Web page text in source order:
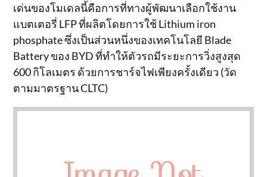
เด่นของโมเดลนี้คือการที่ทางผู้พัฒนาเลือกใช้งาน
แบตเตอรี่ LFP ที่ผลิตโดยการใช้ Lithium iron
phosphate ซึ่งเป็นส่วนหนึ่งของเทคโนโลยี Blade
Battery ของ BYD ที่ทำให้ตัวรถมีระยะการวิ่งสูงสุด
600 กิโลเมตร ด้วยการชาร์จไฟเพียงครั้งเดียว (วัด
ตามมาตรฐาน CLTC)